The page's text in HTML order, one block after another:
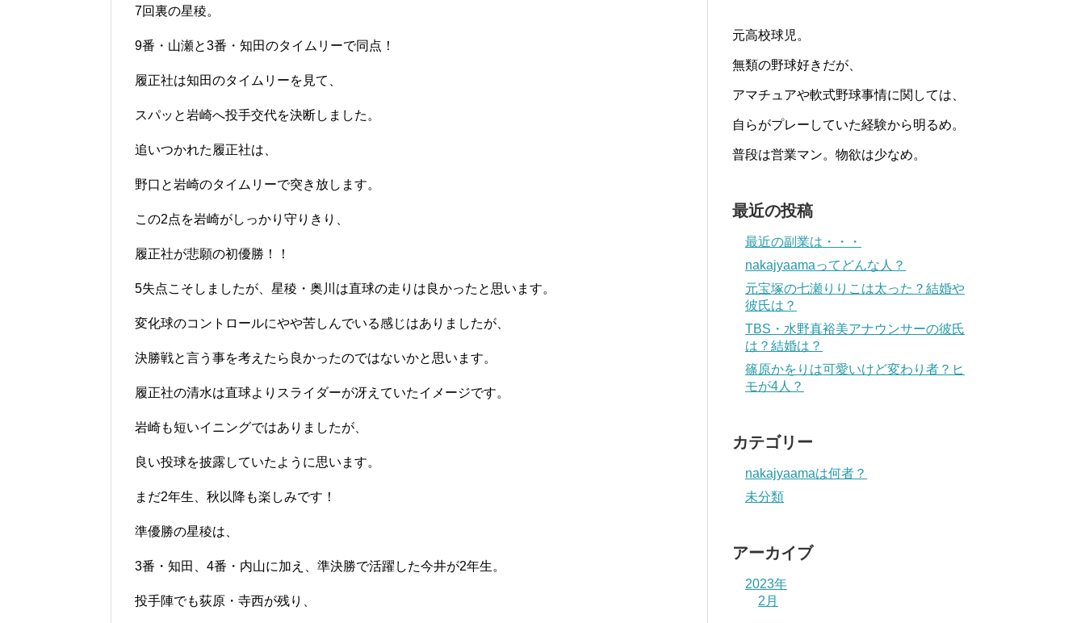
7回裏の星稜。
9番・山瀬と3番・知田のタイムリーで同点！
履正社は知田のタイムリーを見て、
スパッと岩崎へ投手交代を決断しました。
追いつかれた履正社は、
野口と岩崎のタイムリーで突き放します。
この2点を岩崎がしっかり守りきり、
履正社が悲願の初優勝！！
5失点こそしましたが、星稜・奥川は直球の走りは良かったと思います。
変化球のコントロールにやや苦しんでいる感じはありましたが、
決勝戦と言う事を考えたら良かったのではないかと思います。
履正社の清水は直球よりスライダーが冴えていたイメージです。
岩崎も短いイニングではありましたが、
良い投球を披露していたように思います。
まだ2年生、秋以降も楽しみです！
準優勝の星稜は、
3番・知田、4番・内山に加え、準決勝で活躍した今井が2年生。
投手陣でも荻原・寺西が残り、
元高校球児。
無類の野球好きだが、
アマチュアや軟式野球事情に関しては、
自らがプレーしていた経験から明るめ。
普段は営業マン。物欲は少なめ。
最近の投稿
最近の副業は・・・
nakajyaamaってどんな人？
元宝塚の七瀬りりこは太った？結婚や
彼氏は？
TBS・水野真裕美アナウンサーの彼氏
は？結婚は？
篠原かをりは可愛いけど変わり者？ヒ
モが4人？
カテゴリー
nakajyaamaは何者？
未分類
アーカイブ
2023年
2月